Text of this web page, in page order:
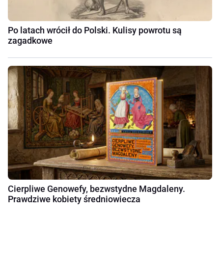
Po latach wrócił do Polski. Kulisy powrotu są
zagadkowe
Cierpliwe Genowefy, bezwstydne Magdaleny.
Prawdziwe kobiety średniowiecza